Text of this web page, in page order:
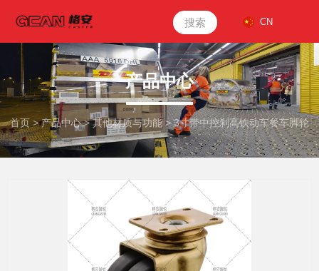
搜索 CN
产品中心
首页>产品中心 >其他材质与功能 >3寸带中控刹高铁动车餐车脚轮